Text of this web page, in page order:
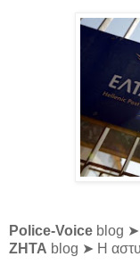
Police-Voice blog ➤
ZHTA blog ➤ Η